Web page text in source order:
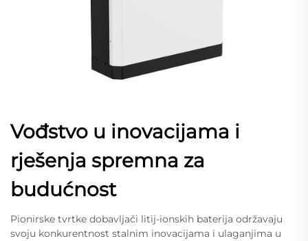
Vođstvo u inovacijama i
rješenja spremna za
budućnost
Pionirske tvrtke dobavljači litij-ionskih baterija održavaju
svoju konkurentnost stalnim inovacijama i ulaganjima u